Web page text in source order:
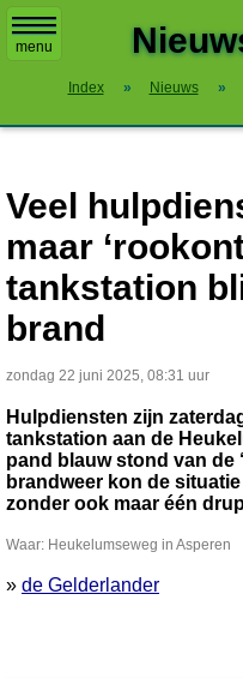
menu
Index » Nieuws »
Veel
maar
tankstation
brand
zondag 22 juni 2025, 08:31 uur
Hulpdiensten zijn
tankstation aan de
pand blauw stond van de
brandweer kon de
zonder ook maar één
Waar: Heukelumseweg in Asperen
» de Gelderlander